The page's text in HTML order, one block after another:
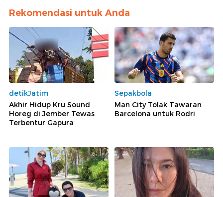
Rekomendasi untuk Anda
detikJatim
Akhir Hidup Kru Sound
Horeg di Jember Tewas
Terbentur Gapura
Sepakbola
Man City Tolak Tawaran
Barcelona untuk Rodri